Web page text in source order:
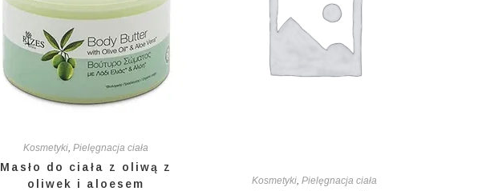
Kosmetyki ,Pielęgnacja ciała
Masło do ciała z oliwą z
oliwek i aloesem
Kosmetyki, Pielęgnacja ciała